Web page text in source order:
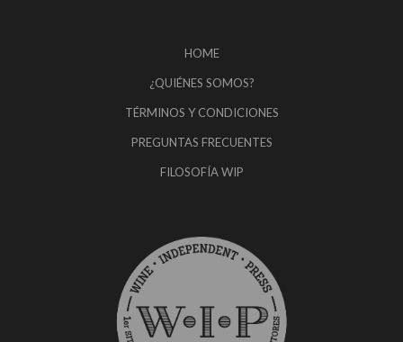
HOME
¿QUIÉNES SOMOS?
TÉRMINOS Y CONDICIONES
PREGUNTAS FRECUENTES
FILOSOFÍA WIP